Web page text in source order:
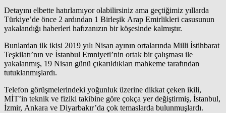
Detayını elbette hatırlamıyor olabilirsiniz ama geçtiğimiz yıllarda
Türkiye’de önce 2 ardından 1 Birleşik Arap Emirlikleri casusunun
yakalandığı haberleri hafızanızın bir köşesinde kalmıştır.
Bunlardan ilk ikisi 2019 yılı Nisan ayının ortalarında Milli İstihbarat
Teşkilatı’nın ve İstanbul Emniyeti’nin ortak bir çalışması ile
yakalanmış, 19 Nisan günü çıkarıldıkları mahkeme tarafından
tutuklanmışlardı.
Telefon görüşmelerindeki yoğunluk üzerine dikkat çeken ikili,
MİT’in teknik ve fiziki takibine göre çokça yer değiştirmiş, İstanbul,
İzmir, Ankara ve Diyarbakır’da çok temaslarda bulunmuşlardı.